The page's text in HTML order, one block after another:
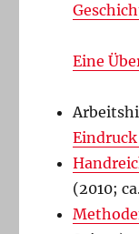
Eine
(2010;